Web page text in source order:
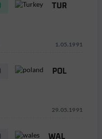
TUR
1.05.1991
POL
29.05.1991
WAL